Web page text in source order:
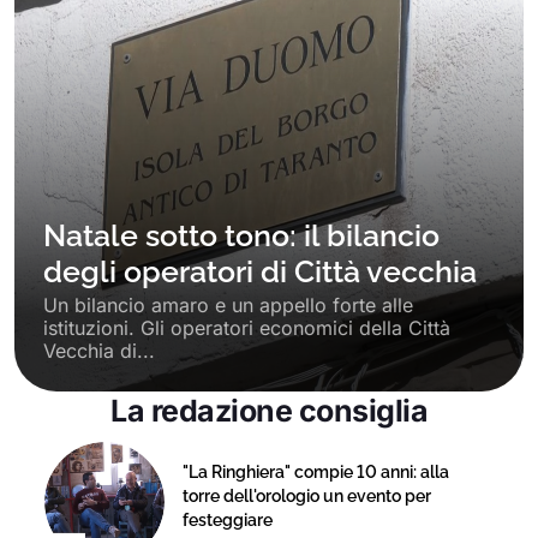
Natale sotto tono: il bilancio
degli operatori di Città vecchia
Un bilancio amaro e un appello forte alle
istituzioni. Gli operatori economici della Città
Vecchia di...
La redazione consiglia
"La Ringhiera" compie 10 anni: alla
torre dell'orologio un evento per
festeggiare